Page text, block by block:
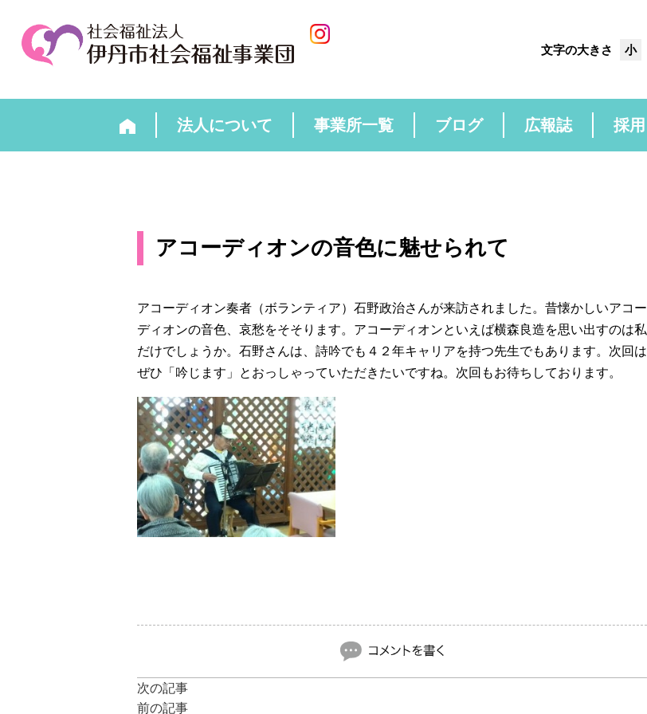
文字の大きさ 小
法人について 事業所一覧 ブログ 広報誌 採用
アコーディオンの音色に魅せられて
アコーディオン奏者（ボランティア）石野政治さんが来訪されました。昔懐かしいアコー
ディオンの音色、哀愁をそそります。アコーディオンといえば横森良造を思い出すのは私
だけでしょうか。石野さんは、詩吟でも４２年キャリアを持つ先生でもあります。次回は
ぜひ「吟じます」とおっしゃっていただきたいですね。次回もお待ちしております。
次の記事
前の記事